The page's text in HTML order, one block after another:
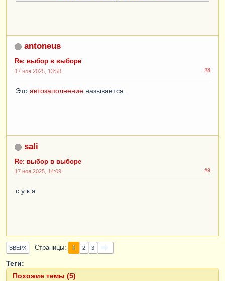
И НЕ спрНоменклатура.ЭтоГруппа
И &ВыгружатьЦены
ЦеныНоменклатурыСрезПоследних
КАК ТипЦены
antoneus
Re: выбор в выборе
#8
17 ноя 2025, 13:58
Это автозаполнение называется.
sali
Re: выбор в выборе
#9
17 ноя 2025, 14:09
с у к а
ВВЕРХ Страницы 1 2 3
Теги:
Похожие темы (5)